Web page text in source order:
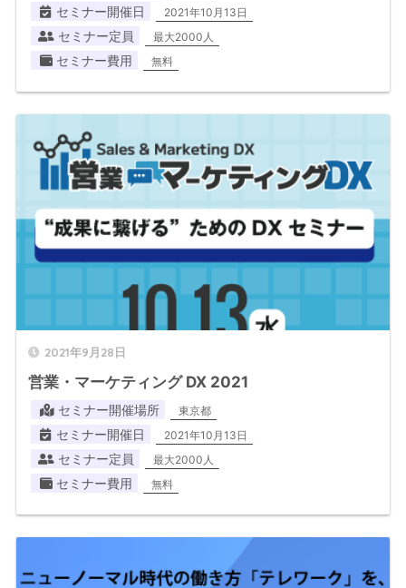
セミナー開催日 2021年10月13日
セミナー定員 最大2000人
セミナー費用 無料
2021年9月28日
営業・マーケティング DX 2021
セミナー開催場所 東京都
セミナー開催日 2021年10月13日
セミナー定員 最大2000人
セミナー費用 無料